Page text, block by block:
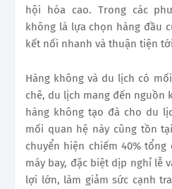
hội hóa cao. Trong các
không là lựa chọn hàng đầu
kết nối nhanh và thuận tiện
Hàng không và du lịch có
chẽ, du lịch mang đến nguồn
hàng không tạo đà cho du
mối quan hệ này cũng tồn
chuyển hiện chiếm 40%
máy bay, đặc biệt dịp nghỉ lễ
lợi lớn, làm giảm sức cạnh